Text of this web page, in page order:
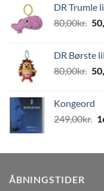
DR Trumle
80,00kr.
DR Børste
80,00kr.
var:
Kongeord
249,00kr.
ÅBNINGSTIDER